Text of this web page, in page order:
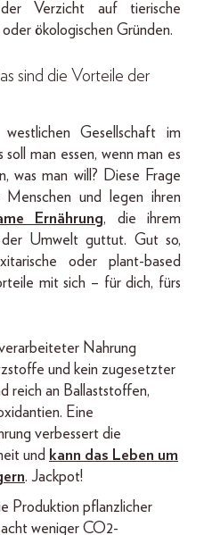
Verzicht auf tierische
ökologischen Gründen.
sind die Vorteile der
Gesellschaft im
man essen, wenn man es
was man will? Diese Frage
und legen ihren
Ernährung, die ihrem
Umwelt guttut. Gut so,
oder plant-based
mit sich – für dich, fürs
Nahrung
und kein zugesetzter
reich an Ballaststoffen,
Eine
verbessert die
und kann das Leben um
. Jackpot!
Produktion pflanzlicher
weniger CO2-